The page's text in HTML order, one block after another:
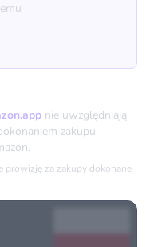
nie uwzględniają
zakupu
prowizję za zakupy dokonane